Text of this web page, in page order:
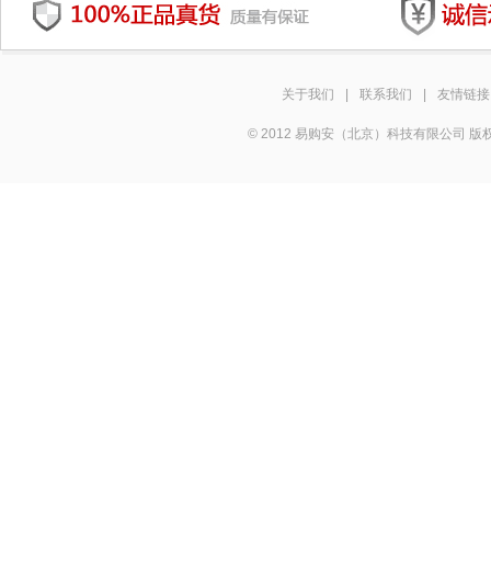
关于我们 联系我们 友情链接
© 2012 易购安（北京）科技有限公司 版